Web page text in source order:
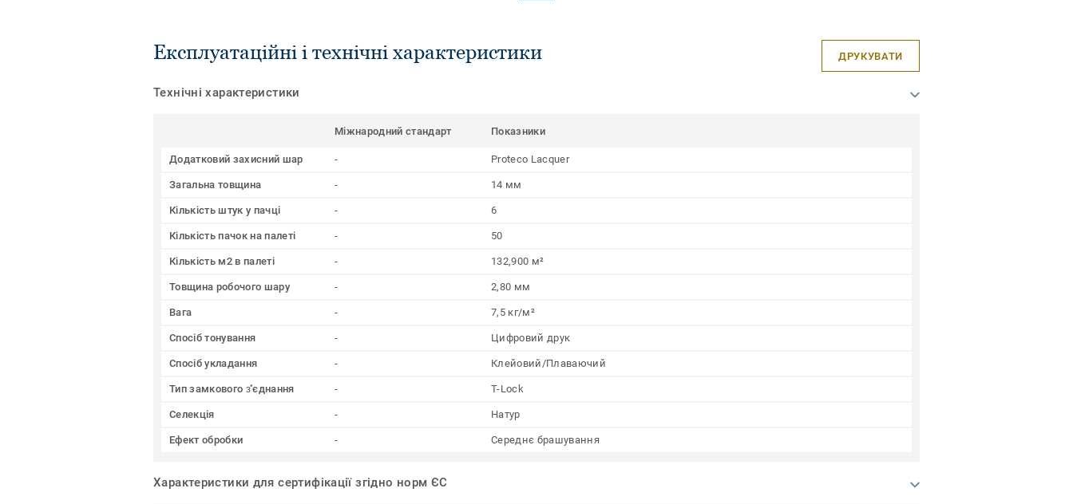
Експлуатаційні і технічні характеристики ДРУКУВАТИ
Технічні характеристики
Міжнародний стандарт Показники
Додатковий захисний шар - Proteco Lacquer
Загальна товщина - 14 мм
Кількість штук у пачці - 6
Кількість пачок на палеті - 50
Кількість м2 в палеті - 132,900 м²
Товщина робочого шару - 2,80 мм
Вага - 7,5 кг/м²
Спосіб тонування - Цифровий друк
Спосіб укладання - Клейовий/Плаваючий
Тип замкового з҆'єднання - T-Lock
Селекція - Натур
Ефект обробки - Середнє брашування
Характеристики для сертифікації згідно норм ЄС